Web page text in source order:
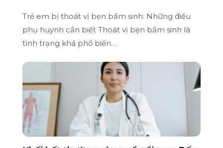
Trẻ em bị thoát vị bẹn bẩm sinh: Những điều
phụ huynh cần biết Thoát vị bẹn bẩm sinh là
tình trạng khá phổ biến…